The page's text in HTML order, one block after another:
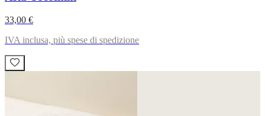
33,00 €
IVA inclusa, più spese di spedizione